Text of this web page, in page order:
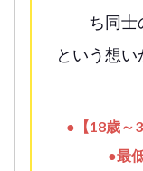
ち同士
という想
●【18歳～
●最